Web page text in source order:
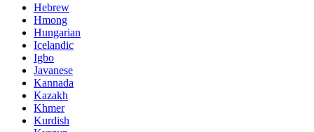
Hebrew
Hmong
Hungarian
Icelandic
Igbo
Javanese
Kannada
Kazakh
Khmer
Kurdish